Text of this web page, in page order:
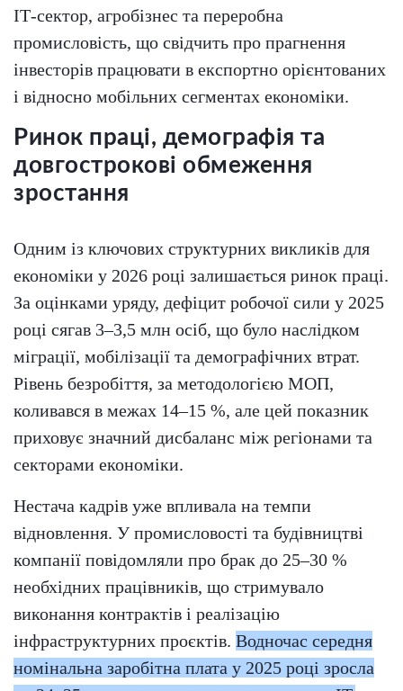
ІТ-сектор, агробізнес та переробна
промисловість, що свідчить про прагнення
інвесторів працювати в експортно орієнтованих
і відносно мобільних сегментах економіки.
Ринок праці, демографія та
довгострокові обмеження
зростання
Одним із ключових структурних викликів для
економіки у 2026 році залишається ринок праці.
За оцінками уряду, дефіцит робочої сили у 2025
році сягав 3–3,5 млн осіб, що було наслідком
міграції, мобілізації та демографічних втрат.
Рівень безробіття, за методологією МОП,
коливався в межах 14–15 %, але цей показник
приховує значний дисбаланс між регіонами та
секторами економіки.
Нестача кадрів уже впливала на темпи
відновлення. У промисловості та будівництві
компанії повідомляли про брак до 25–30 %
необхідних працівників, що стримувало
виконання контрактів і реалізацію
інфраструктурних проєктів. Водночас середня
номінальна заробітна плата у 2025 році зросла